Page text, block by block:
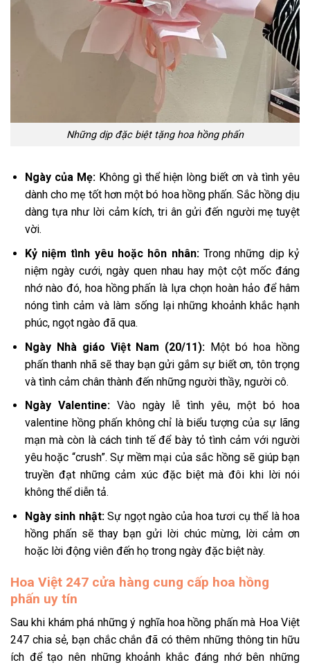
Những dịp đặc biệt tặng hoa hồng phấn
Ngày của Mẹ:Không gì thể hiện lòng biết ơn và tình yêu
dành cho mẹ tốt hơn một bó hoa hồng phấn. Sắc hồng dịu
dàng tựa như lời cảm kích, tri ân gửi đến người mẹ tuyệt
vời.
Kỷ niệm tình yêu hoặc hôn nhân:Trong những dịp kỷ
niệm ngày cưới, ngày quen nhau hay một cột mốc đáng
nhớ nào đó, hoa hồng phấn là lựa chọn hoàn hảo để hâm
nóng tình cảm và làm sống lại những khoảnh khắc hạnh
phúc, ngọt ngào đã qua.
Ngày Nhà giáo Việt Nam (20/11): Một bó hoa hồng
phấn thanh nhã sẽ thay bạn gửi gắm sự biết ơn, tôn trọng
và tình cảm chân thành đến những người thầy, người cô.
Ngày Valentine:Vào ngày lễ tình yêu, một bó hoa
valentine hồng phấn không chỉ là biểu tượng của sự lãng
mạn mà còn là cách tinh tế để bày tỏ tình cảm với người
yêu hoặc “crush”. Sự mềm mại của sắc hồng sẽ giúp bạn
truyền đạt những cảm xúc đặc biệt mà đôi khi lời nói
không thể diễn tả.
Ngày sinh nhật:Sự ngọt ngào của hoa tươi cụ thể là hoa
hồng phấn sẽ thay bạn gửi lời chúc mừng, lời cảm ơn
hoặc lời động viên đến họ trong ngày đặc biệt này.
Hoa Việt 247 cửa hàng cung cấp hoa hồng
phấn uy tín
Sau khi khám phá những ý nghĩa hoa hồng phấn mà Hoa Việt
247 chia sẻ, bạn chắc chắn đã có thêm những thông tin hữu
ích để tạo nên những khoảnh khắc đáng nhớ bên những